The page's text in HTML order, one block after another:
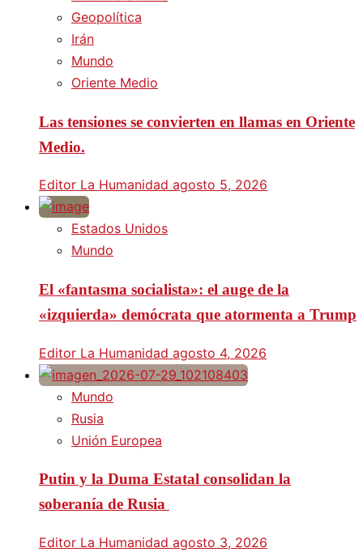
Geopolítica
Irán
Mundo
Oriente Medio
Las tensiones se convierten en llamas en Oriente
Medio.
Editor La Humanidad agosto 5, 2026
Estados Unidos
Mundo
El «fantasma socialista»: el auge de la
«izquierda» demócrata que atormenta a Trump
Editor La Humanidad agosto 4, 2026
Mundo
Rusia
Unión Europea
Putin y la Duma Estatal consolidan la
soberanía de Rusia
Editor La Humanidad agosto 3, 2026